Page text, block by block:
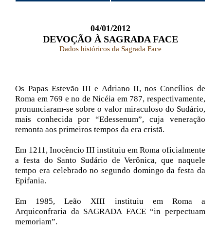
04/01/2012
DEVOÇÃO À SAGRADA FACE
Dados históricos da Sagrada Face
Os Papas Estevão III e Adriano II, nos Concílios de
Roma em 769 e no de Nicéia em 787, respectivamente,
pronunciaram-se sobre o valor miraculoso do Sudário,
mais conhecida por “Edessenum”, cuja veneração
remonta aos primeiros tempos da era cristã.
Em 1211, Inocêncio III instituiu em Roma oficialmente
a festa do Santo Sudário de Verônica, que naquele
tempo era celebrado no segundo domingo da festa da
Epifania.
Em 1985, Leão XIII instituiu em Roma a
Arquiconfraria da SAGRADA FACE “in perpectuam
memoriam”.